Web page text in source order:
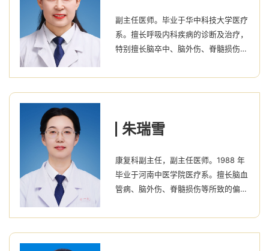
经系统、儿童危重症的早期识别和诊断
尤为擅长。
副主任医师。毕业于华中科技大学医疗
系。擅长呼吸内科疾病的诊断及治疗，
特别擅长脑卒中、脑外伤、脊髓损伤等
语障碍、吞咽障碍、步态异常、肌张力
障碍等康复评定与康复治疗，对周围神
髋关节置换术后等的康复评定、康复治
疗有独特见解
朱瑞雪
康复科副主任，副主任医师。1988 年
毕业于河南中医学院医疗系。擅长脑血
管病、脑外伤、脊髓损伤等所致的偏
及康复治疗。对良性位置性眩晕的手法
复位及中风、中风病的辨证施治有丰富